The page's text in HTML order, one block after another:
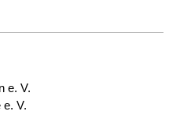
e. V.
V.